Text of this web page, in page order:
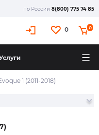
по России 8(800) 775 74 85
0 0
1 (2011-2018)